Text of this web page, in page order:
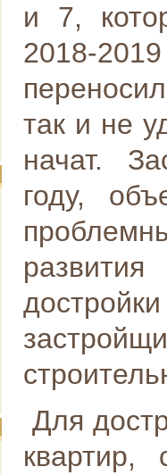
и 7,
2018-
так и не
начат.
году,
Для